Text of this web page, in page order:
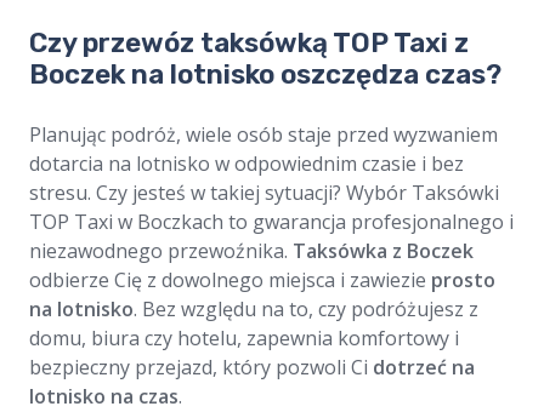
Czy przewóz taksówką TOP Taxi z
Boczek na lotnisko oszczędza czas?
Planując podróż, wiele osób staje przed wyzwaniem
dotarcia na lotnisko w odpowiednim czasie i bez
stresu. Czy jesteś w takiej sytuacji? Wybór Taksówki
TOP Taxi w Boczkach to gwarancja profesjonalnego i
niezawodnego przewoźnika. Taksówka z Boczek
odbierze Cię z dowolnego miejsca i zawiezie prosto
na lotnisko. Bez względu na to, czy podróżujesz z
domu, biura czy hotelu, zapewnia komfortowy i
bezpieczny przejazd, który pozwoli Ci dotrzeć na
lotnisko na czas.